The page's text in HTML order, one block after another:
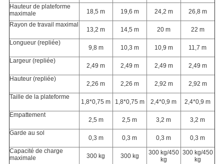
Hauteur de plateforme
maximale
18,5 m 19,6 m 24,2 m
26,8 m
Rayon de travail maximal
13,2 m 14,5 m 20 m
22 m
Longueur (repliée)
9,8 m 10,3 m 10,9 m
11,7 m
Largeur (repliée)
2,49 m 2,49 m 2,49 m
2,49 m
Hauteur (repliée)
2,26 m 2,26 m 2,92 m
2,92 m
Taille de la plateforme
1,8*0,75 m 1,8*0,75 m 2,4*0,9 m
2,4*0,9 m
Empattement
2,5 m 2,5 m 3,2 m
3,2 m
Garde au sol
0,3 m 0,3 m 0,3 m
0,3 m
Capacité de charge
maximale
300 kg 300 kg
300 kg/450
kg
300 kg/450
kg